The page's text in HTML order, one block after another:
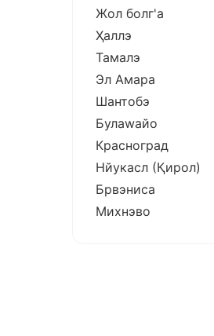
Жол болг'а
Ҳаллэ
Тамалэ
Эл Амара
Шантобэ
Булаwайо
Красноград
Нйукасл (Қирол)
Брвэниcа
Михнэво